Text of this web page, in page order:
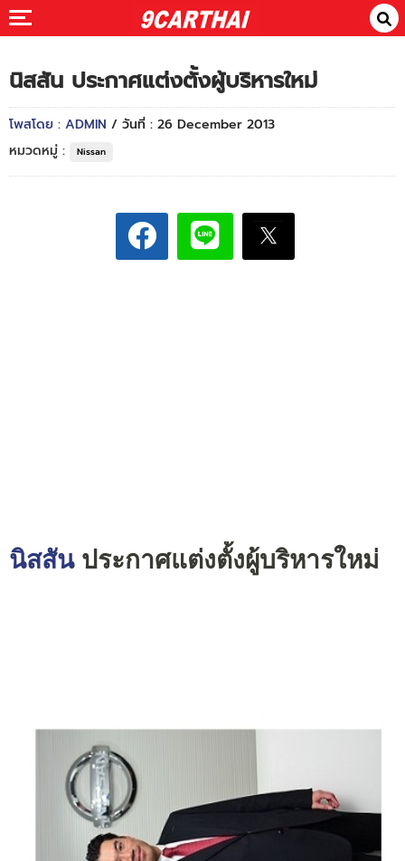
นิสสัน ประกาศแต่งตั้งผู้บริหารใหม่
โพสโดย : ADMIN / วันที่ : 26 December 2013
หมวดหมู่ :
Nissan
นิสสันประกาศแต่งตั้งผู้บริหารใหม่